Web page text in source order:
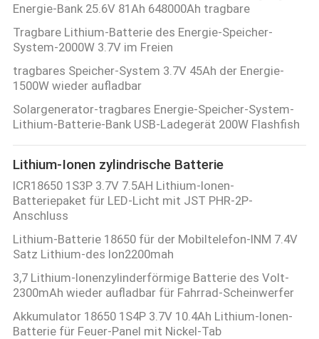
UNS
FABRIK-
AUSFLUG
QUALITÄTSKONTROLLE
TRETEN
SIE
MIT
UNS
IN
VERBINDUNG
Energie-Bank 25.6V 81Ah 648000Ah tragbare
Tragbare Lithium-Batterie des Energie-Speicher-
System-2000W 3.7V im Freien
tragbares Speicher-System 3.7V 45Ah der Energie-
1500W wieder aufladbar
Solargenerator-tragbares Energie-Speicher-System-
Lithium-Batterie-Bank USB-Ladegerät 200W Flashfish
Lithium-Ionen zylindrische Batterie
ICR18650 1S3P 3.7V 7.5AH Lithium-Ionen-
Batteriepaket für LED-Licht mit JST PHR-2P-
Anschluss
Lithium-Batterie 18650 für der Mobiltelefon-INM 7.4V
Satz Lithium-des Ion2200mah
3,7 Lithium-Ionenzylinderförmige Batterie des Volt-
2300mAh wieder aufladbar für Fahrrad-Scheinwerfer
Akkumulator 18650 1S4P 3.7V 10.4Ah Lithium-Ionen-
Batterie für Feuer-Panel mit Nickel-Tab